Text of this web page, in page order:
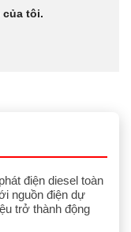
của tôi.
điện diesel toàn
nguồn điện dự
trở thành động